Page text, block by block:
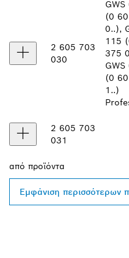
2 605 703
030
(0
0..),
115
375
(0
1..)
2 605 703
031
από προϊόντα
Εμφάνιση περισσότερων